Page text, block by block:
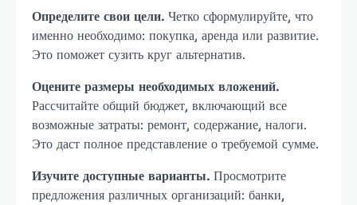
Определите свои цели. Четко сформулируйте, что
именно необходимо: покупка, аренда или развитие.
Это поможет сузить круг альтернатив.
Оцените размеры необходимых вложений.
Рассчитайте общий бюджет, включающий все
возможные затраты: ремонт, содержание, налоги.
Это даст полное представление о требуемой сумме.
Изучите доступные варианты. Просмотрите
предложения различных организаций: банки,